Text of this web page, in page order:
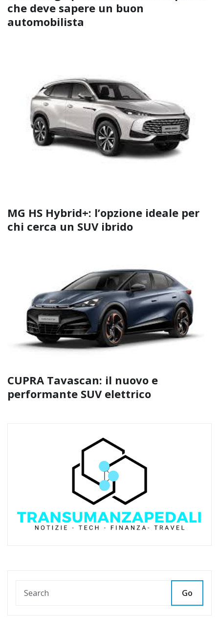
che deve sapere un buon
automobilista
MG HS Hybrid+: l’opzione ideale per
chi cerca un SUV ibrido
CUPRA Tavascan: il nuovo e
performante SUV elettrico
Go